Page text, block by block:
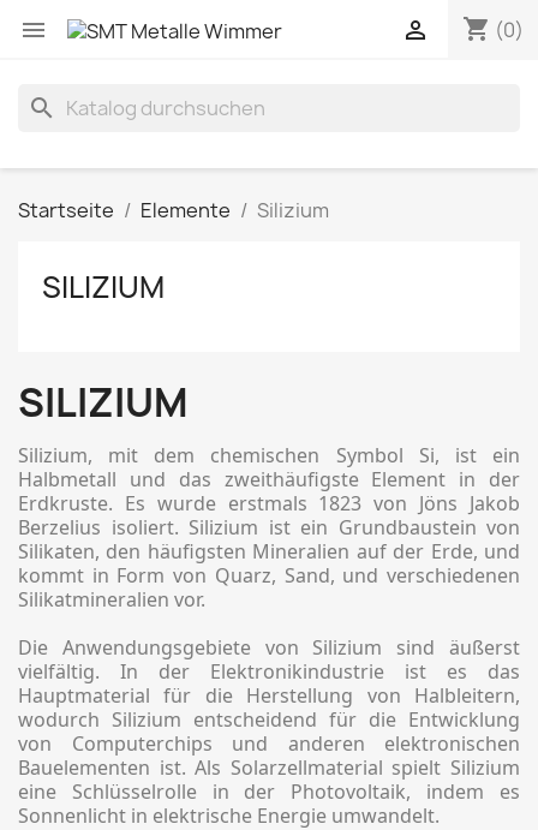
 shopping_cart (0)

search
Startseite Elemente Silizium
SILIZIUM
SILIZIUM
Silizium, mit dem chemischen Symbol Si, ist ein
Halbmetall und das zweithäufigste Element in der
Erdkruste. Es wurde erstmals 1823 von Jöns Jakob
Berzelius isoliert. Silizium ist ein Grundbaustein von
Silikaten, den häufigsten Mineralien auf der Erde, und
kommt in Form von Quarz, Sand, und verschiedenen
Silikatmineralien vor.
Die Anwendungsgebiete von Silizium sind äußerst
vielfältig. In der Elektronikindustrie ist es das
Hauptmaterial für die Herstellung von Halbleitern,
wodurch Silizium entscheidend für die Entwicklung
von Computerchips und anderen elektronischen
Bauelementen ist. Als Solarzellmaterial spielt Silizium
eine Schlüsselrolle in der Photovoltaik, indem es
Sonnenlicht in elektrische Energie umwandelt.